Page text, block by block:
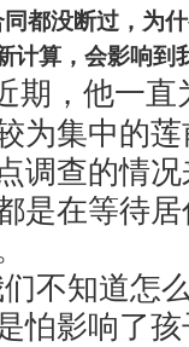
都没断过，为
计算，会影响到
期，他一直
为集中的
调查的情
是在等待
不知道怎
怕影响了孩